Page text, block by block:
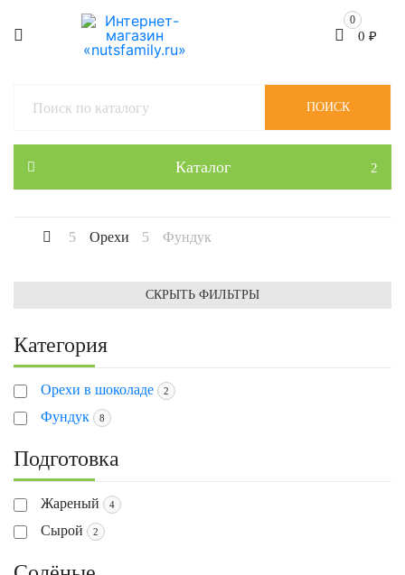
0
0 ₽
Каталог
ПОИСК
Орехи Фундук
СКРЫТЬ ФИЛЬТРЫ
Категория
Орехи в шоколаде 2
Фундук 8
Подготовка
Жареный 4
Сырой 2